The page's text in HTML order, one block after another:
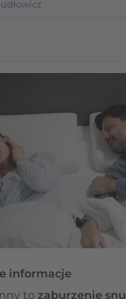
informacje
to zaburzenie snu